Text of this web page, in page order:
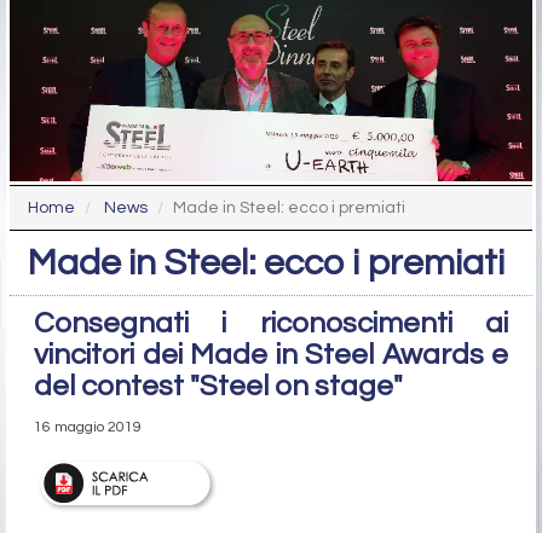
Home News Made in Steel: ecco i premiati
Made in Steel: ecco i premiati
Consegnati i riconoscimenti ai
vincitori dei Made in Steel Awards e
del contest "Steel on stage"
16 maggio 2019